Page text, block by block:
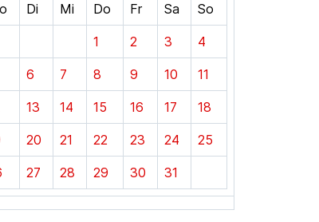
Di Mi Do Fr Sa So
1 2 3 4
6 7 8 9 10 11
13 14 15 16 17 18
20 21 22 23 24 25
27 28 29 30 31